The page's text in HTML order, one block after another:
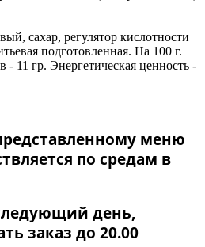
сахар, регулятор кислотности
подготовленная. На 100 г.
- 11 гр. Энергетическая ценность -
меню
по средам в
день,
заказ до 20.00